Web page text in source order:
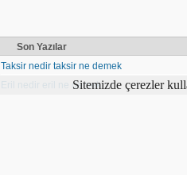
Son Yazılar
Taksir nedir taksir ne demek
Eril nedir eril ne demekSitemizde çerezler